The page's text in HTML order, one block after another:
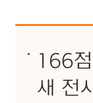
166
새 전